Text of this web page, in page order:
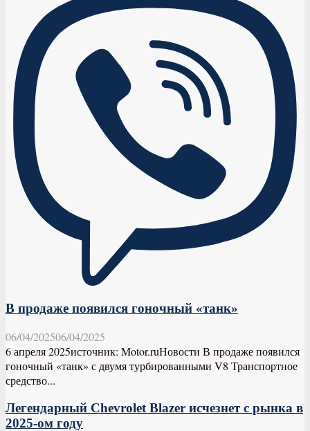
В продаже появился гоночный «танк»
06/04/202506/04/2025
6 апреля 2025источник: Motor.ruНовости В продаже появился
гоночный «танк» с двумя турбированными V8 Транспортное
средство...
Легендарный Chevrolet Blazer исчезнет с рынка в
2025-ом году